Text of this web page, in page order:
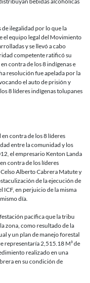
ilegalidad por lo que la
el equipo legal del Movimiento
y se llevó a cabo
competente ratificó su
contra de los 8 indígenas e
resolución fue apelada por la
el auto de prisión y
8 líderes indígenas tolupanes
contra de los 8 líderes
entre la comunidad y los
el empresario Kenton Landa
contra de los líderes
Alberto Cabrera Matute y
de la ejecución de
ICF, en perjuicio de la misma
día.
pacífica que la tribu
zona, como resultado de la
y un plan de manejo forestal
representaría 2,515.18 M³ de
realizado en una
en su condición de